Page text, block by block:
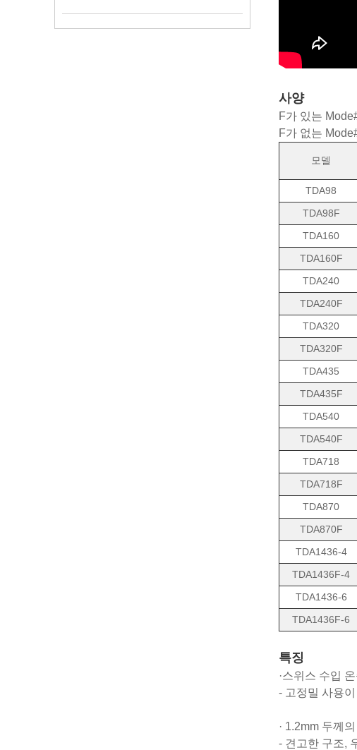
사양
F가 있는
F가 없는
모델
TDA98
TDA98F
TDA160
TDA160F
TDA240
TDA240F
TDA320
TDA320F
TDA435
TDA435F
TDA540
TDA540F
TDA718
TDA718F
TDA870
TDA870F
TDA1436-4
TDA1436F-4
TDA1436-6
TDA1436F-6
특징
·스위스 수입
- 고정밀 사용
· 1.2mm 두께
- 견고한 구조,